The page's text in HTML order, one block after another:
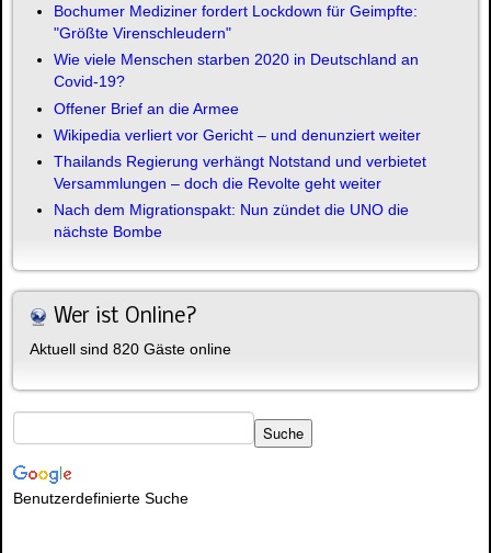
Bochumer Mediziner fordert Lockdown für Geimpfte:
"Größte Virenschleudern"
Wie viele Menschen starben 2020 in Deutschland an
Covid-19?
Offener Brief an die Armee
Wikipedia verliert vor Gericht – und denunziert weiter
Thailands Regierung verhängt Notstand und verbietet
Versammlungen – doch die Revolte geht weiter
Nach dem Migrationspakt: Nun zündet die UNO die
nächste Bombe
Wer ist Online?
Aktuell sind 820 Gäste online
Benutzerdefinierte Suche